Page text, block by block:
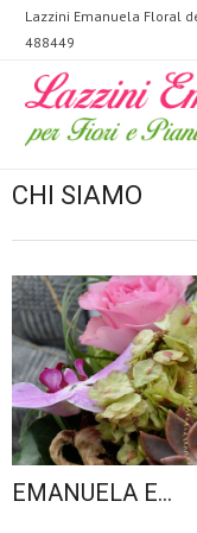
Lazzini Emanuela Floral
488449
CHI SIAMO
EMANUELA E...